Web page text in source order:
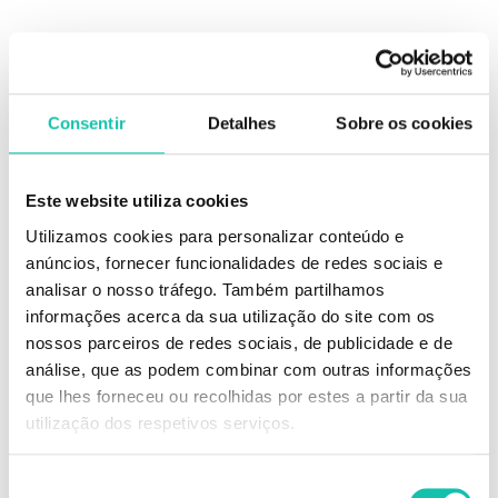
Consentir Detalhes Sobre os cookies
Este website utiliza cookies
Utilizamos cookies para personalizar conteúdo e
anúncios, fornecer funcionalidades de redes sociais e
analisar o nosso tráfego. Também partilhamos
informações acerca da sua utilização do site com os
nossos parceiros de redes sociais, de publicidade e de
análise, que as podem combinar com outras informações
que lhes forneceu ou recolhidas por estes a partir da sua
utilização dos respetivos serviços.
DESCRIÇÃO
A Cera de Mel da RickiParodi combina o poder da natureza com a
profunda, esta cera é ideal para remover até os pelos mais resistentes,
ao mesmo tempo que hidrata, acalma e protege a pele graças às
propriedades únicas do mel.
Benefícios e Características
-Fórmula 100% natural e hipoalergénica - segura para todos os tipos de
pele.
-Com extrato de mel, conhecido pelas suas propriedades antisséticas,
cicatrizantes e hidratantes.
-Indicado para pelos mais resistentes, garantindo uma depilação eficaz e